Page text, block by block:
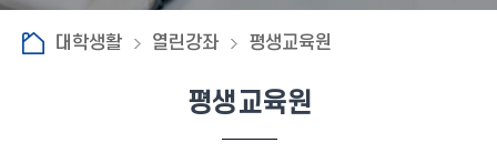
대학생활 열린강좌 평생교육원
평생교육원